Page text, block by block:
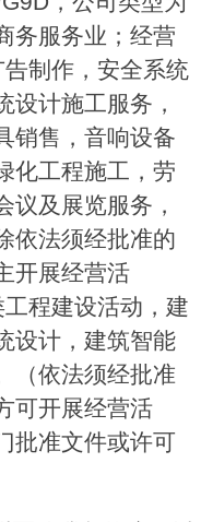
务服务业；经营
制作，安全系统
设计施工服务，
销售，音响设备
化工程施工，劳
议及展览服务，
依法须经批准的
开展经营活
程建设活动，建
设计，建筑智能
（依法须经批准
可开展经营活
批准文件或许可